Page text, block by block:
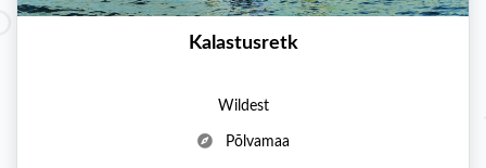
Kalastusretk
Wildest
Põlvamaa